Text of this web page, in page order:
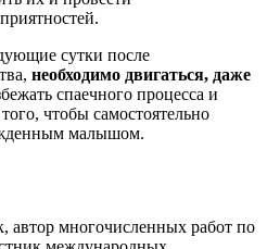
сутки после
необходимо двигаться, даже
спаечного процесса и
чтобы самостоятельно
малышом.
автор многочисленных работ по